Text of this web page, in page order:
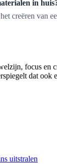
in
creëren van
focus
dat ook
uitstralen